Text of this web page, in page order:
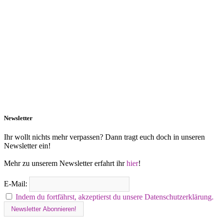
Newsletter
Ihr wollt nichts mehr verpassen? Dann tragt euch doch in unseren
Newsletter ein!
Mehr zu unserem Newsletter erfahrt ihrhier!
E-Mail:
Indem du fortfährst, akzeptierst du unsere Datenschutzerklärung.